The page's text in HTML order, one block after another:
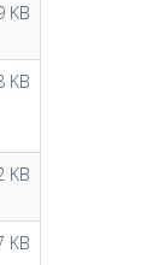
KB
KB
KB
KB